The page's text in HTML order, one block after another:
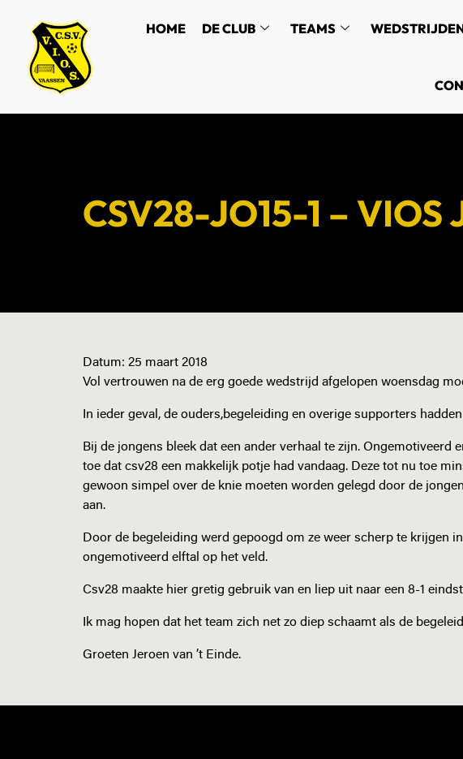
HOME DE CLUB TEAMS
CSV28-JO15-1 – VIOS
Datum: 25 maart 2018
Vol vertrouwen na de erg goede wedstrijd afgelopen woensdag
In ieder geval, de ouders,begeleiding en overige supporters
Bij de jongens bleek dat een ander verhaal te zijn.
toe dat csv28 een makkelijk potje had vandaag. Deze tot nu toe
gewoon simpel over de knie moeten worden gelegd door de
aan.
Door de begeleiding werd gepoogd om ze weer scherp te krijgen
ongemotiveerd elftal op het veld.
Csv28 maakte hier gretig gebruik van en liep uit naar een 8-1
Ik mag hopen dat het team zich net zo diep schaamt als de
Groeten Jeroen van ’t Einde.